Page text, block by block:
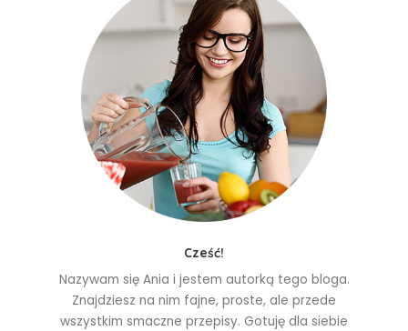
Cześć!
Nazywam się Ania i jestem autorką tego bloga.
Znajdziesz na nim fajne, proste, ale przede
wszystkim smaczne przepisy. Gotuję dla siebie